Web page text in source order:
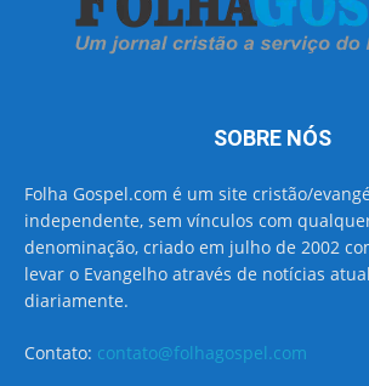
SOBRE NÓS
Folha Gospel.com é um site cristão/
independente, sem vínculos com
denominação, criado em julho de 2002
levar o Evangelho através de notícias
diariamente.
Contato: contato@folhagospel.com